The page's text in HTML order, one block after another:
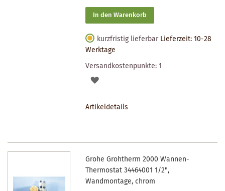
In den Warenkorb
kurzfristig lieferbar Lieferzeit: 10-28
Werktage
Versandkostenpunkte:1
AUF
Artikeldetails
Grohe Grohtherm 2000 Wannen-
Thermostat 34464001 1/2",
Wandmontage, chrom